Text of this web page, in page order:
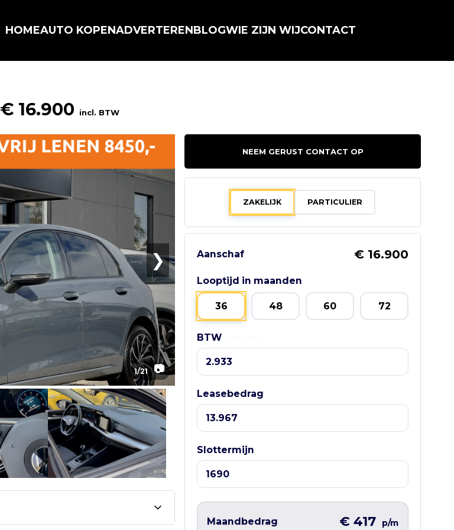
HOMEAUTO KOPENADVERTERENBLOGWIE ZIJN WIJCONTACT
€ 16.900 incl. BTW
❯
1/21 📷
NEEM GERUST CONTACT OP
ZAKELIJK PARTICULIER
Aanschaf € 16.900
Looptijd in maanden
36 48 60 72
BTW
Leasebedrag
Leasebedrag
Slottermijn
Maandbedrag € 417 p/m